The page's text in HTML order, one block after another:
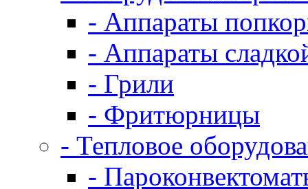
- Аппараты
- Аппараты
- Грили
- Фритюрницы
- Тепловое
-